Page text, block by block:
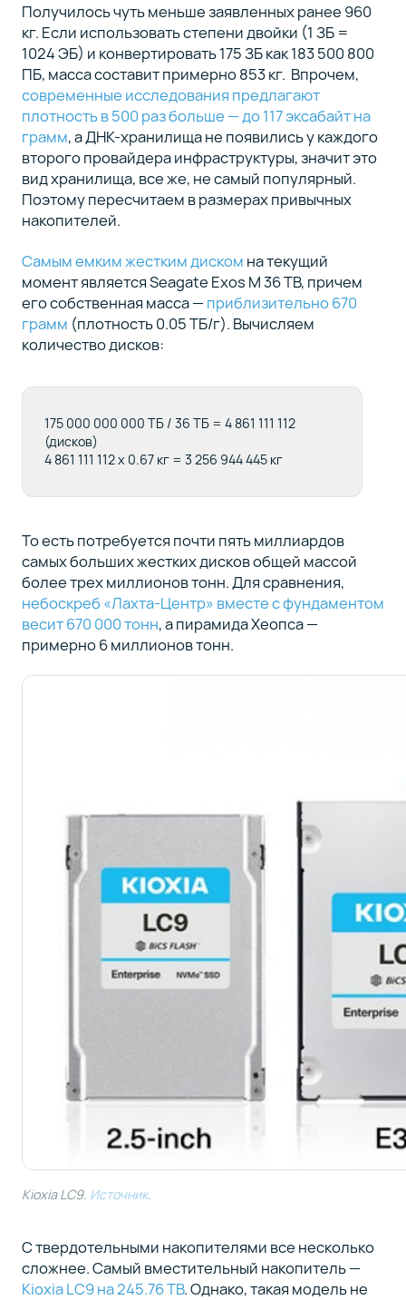
Получилось чуть меньше заявленных ранее 960
кг. Если использовать степени двойки (1 ЗБ =
1024 ЭБ) и конвертировать 175 ЗБ как 183 500 800
ПБ, масса составит примерно 853 кг. Впрочем,
современные исследования предлагают
плотность в 500 раз больше — до 117 эксабайт на
грамм, а ДНК-хранилища не появились у каждого
второго провайдера инфраструктуры, значит это
вид хранилища, все же, не самый популярный.
Поэтому пересчитаем в размерах привычных
накопителей.
Самым емким жестким диском на текущий
момент является Seagate Exos M 36 TB, причем
его собственная масса — приблизительно 670
грамм (плотность 0.05 ТБ/г). Вычисляем
количество дисков:
175 000 000 000 ТБ / 36 ТБ = 4 861 111 112
(дисков)
4 861 111 112 x 0.67 кг = 3 256 944 445 кг
То есть потребуется почти пять миллиардов
самых больших жестких дисков общей массой
более трех миллионов тонн. Для сравнения,
небоскреб «Лахта-Центр» вместе с фундаментом
весит 670 000 тонн, а пирамида Хеопса —
примерно 6 миллионов тонн.
Kioxia LC9. Источник.
С твердотельными накопителями все несколько
сложнее. Самый вместительный накопитель —
Kioxia LC9 на 245.76 TB. Однако, такая модель не